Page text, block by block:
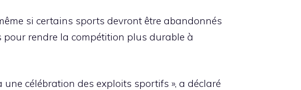
si certains sports devront être abandonnés
rendre la compétition plus durable à
célébration des exploits sportifs », a déclaré